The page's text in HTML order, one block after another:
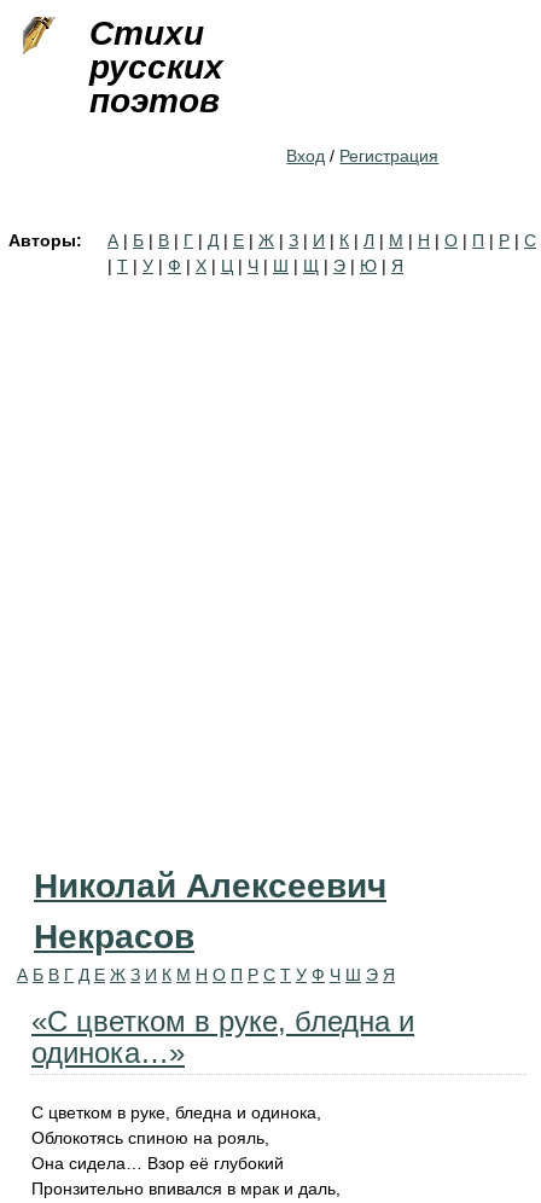
Стихи
русских
поэтов
Вход / Регистрация
Авторы: А | Б | В | Г | Д | Е | Ж | З | И | К | Л | М | Н | О | П | Р | С
| Т | У | Ф | Х | Ц | Ч | Ш | Щ | Э | Ю | Я
Николай Алексеевич
Некрасов
А Б В Г Д Е Ж З И К М Н О П Р С Т У Ф Ч Ш Э Я
«С цветком в руке, бледна и
одинока…»
С цветком в руке, бледна и одинока,
Облокотясь спиною на рояль,
Она сидела… Взор её глубокий
Пронзительно впивался в мрак и даль,